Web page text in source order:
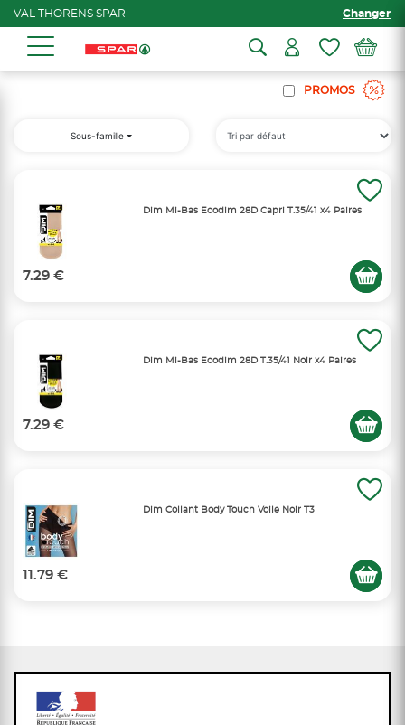
VAL THORENS SPAR Changer
PROMOS
Sous-famille
Dim Mi-Bas Ecodim 28D Capri T.35/41 x4 Paires
7.29 €
Dim Mi-Bas Ecodim 28D T.35/41 Noir x4 Paires
7.29 €
Dim Collant Body Touch Voile Noir T3
11.79 €